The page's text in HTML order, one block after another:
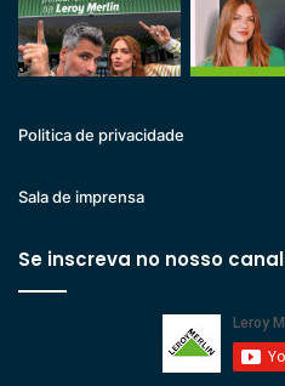
Politica de privacidade
Sala de imprensa
Se inscreva no nosso canal